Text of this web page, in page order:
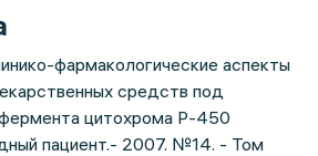
фармакологические аспекты
средств под
цитохрома Р-450
пациент.- 2007. №14. - Том